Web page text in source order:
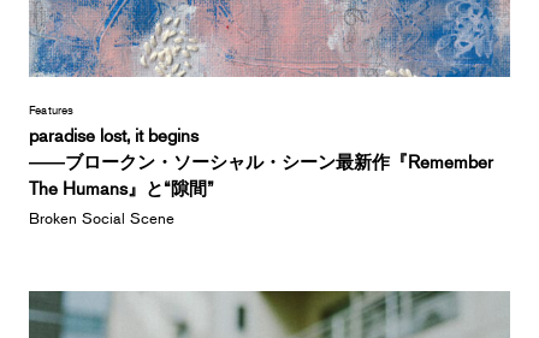
Features
paradise lost, it begins
――ブロークン・ソーシャル・シーン最新作『Remember
The Humans』と“隙間”
Broken Social Scene